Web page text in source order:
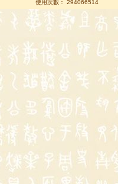
使用次數： 294066514